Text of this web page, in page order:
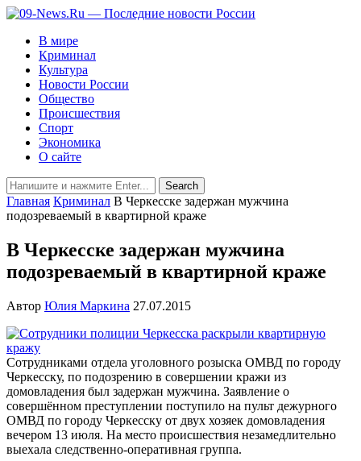
В мире
Криминал
Культура
Новости России
Общество
Происшествия
Спорт
Экономика
О сайте
Главная Криминал В Черкесске задержан мужчина
подозреваемый в квартирной краже
В Черкесске задержан мужчина
подозреваемый в квартирной краже
Автор Юлия Маркина 27.07.2015
Сотрудниками отдела уголовного розыска ОМВД по городу
Черкесску, по подозрению в совершении кражи из
домовладения был задержан мужчина. Заявление о
совершённом преступлении поступило на пульт дежурного
ОМВД по городу Черкесску от двух хозяек домовладения
вечером 13 июля. На место происшествия незамедлительно
выехала следственно-оперативная группа.